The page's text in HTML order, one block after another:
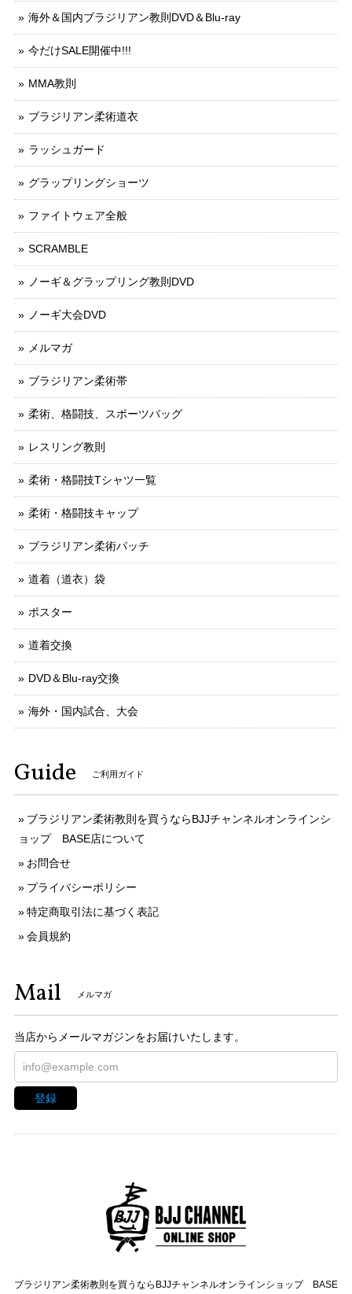
海外＆国内ブラジリアン教則DVD＆Blu-ray
今だけSALE開催中!!!
MMA教則
ブラジリアン柔術道衣
ラッシュガード
グラップリングショーツ
ファイトウェア全般
SCRAMBLE
ノーギ＆グラップリング教則DVD
ノーギ大会DVD
メルマガ
ブラジリアン柔術帯
柔術、格闘技、スポーツバッグ
レスリング教則
柔術・格闘技Tシャツ一覧
柔術・格闘技キャップ
ブラジリアン柔術パッチ
道着（道衣）袋
ポスター
道着交換
DVD＆Blu-ray交換
海外・国内試合、大会
Guide ご利用ガイド
ブラジリアン柔術教則を買うならBJJチャンネルオンラインシ
ョップ BASE店について
お問合せ
プライバシーポリシー
特定商取引法に基づく表記
会員規約
Mail メルマガ
当店からメールマガジンをお届けいたします。
登録
ブラジリアン柔術教則を買うならBJJチャンネルオンラインショップ BASE